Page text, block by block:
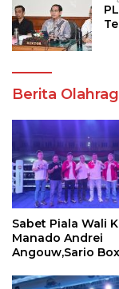
Berita
Sabet Piala Wali
Manado Andrei
Angouw,Sario
Perbati 2026